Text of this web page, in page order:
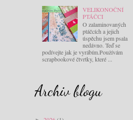
VELIKONOČNÍ
PTÁČCI
O zalaminovaných
ptáčcích a jejich
úspěchu jsem psala
nedávno. Teď se
podívejte jak je vyrábím.Používám
scrapbookové čtvrtky, které ...
Archiv blogu